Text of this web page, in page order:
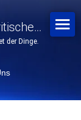
der Dinge.